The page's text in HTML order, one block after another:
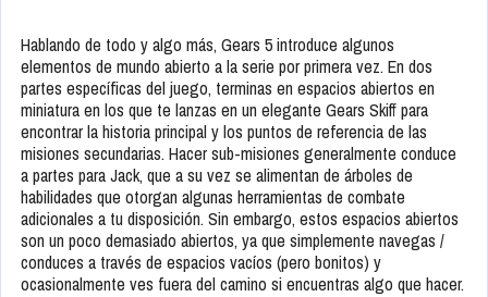
Hablando de todo y algo más, Gears 5 introduce algunos
elementos de mundo abierto a la serie por primera vez. En dos
partes específicas del juego, terminas en espacios abiertos en
miniatura en los que te lanzas en un elegante Gears Skiff para
encontrar la historia principal y los puntos de referencia de las
misiones secundarias. Hacer sub-misiones generalmente conduce
a partes para Jack, que a su vez se alimentan de árboles de
habilidades que otorgan algunas herramientas de combate
adicionales a tu disposición. Sin embargo, estos espacios abiertos
son un poco demasiado abiertos, ya que simplemente navegas /
conduces a través de espacios vacíos (pero bonitos) y
ocasionalmente ves fuera del camino si encuentras algo que hacer.